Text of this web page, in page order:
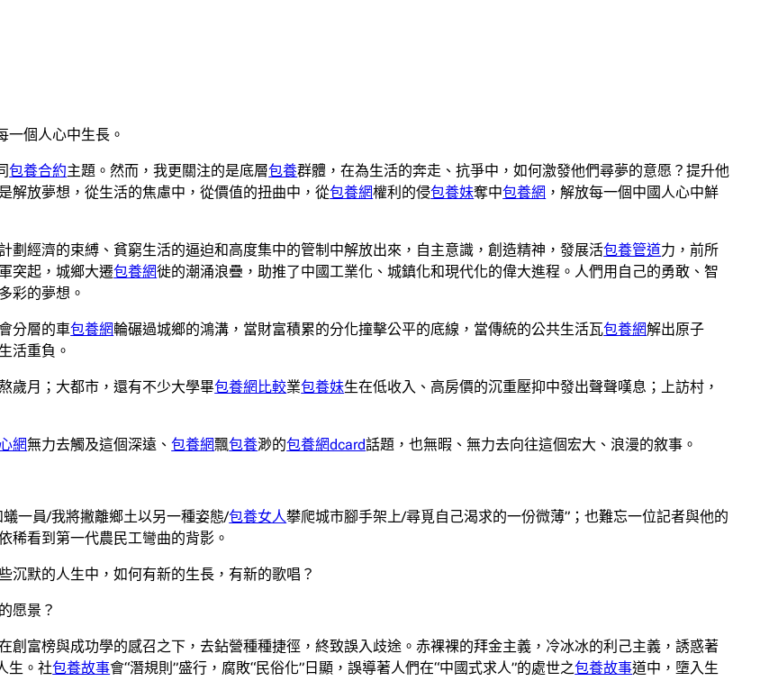
一個人心中生長。
包養合約主題。然而，我更關注的是底層包養群體，在為生活的奔走、抗爭中，如何激發他們尋夢的意愿？提升他
解放夢想，從生活的焦慮中，從價值的扭曲中，從包養網權利的侵包養妹奪中包養網 ，解放每一個中國人心中鮮
計劃經濟的束縛、貧窮生活的逼迫和高度集中的管制中解放出來，自主意識，創造精神，發展活包養管道力，前所
突起，城鄉大遷包養網徙的潮涌浪疊，助推了中國工業化、城鎮化和現代化的偉大進程。人們用自己的勇敢、智
彩的夢想。
分層的車包養網輪碾過城鄉的鴻溝，當財富積累的分化撞擊公平的底線，當傳統的公共生活瓦包養網解出原子
活重負。
歲月；大都市，還有不少大學畢包養網比較業包養妹生在低收入、高房價的沉重壓抑中發出聲聲嘆息；上訪村，
網無力去觸及這個深遠、包養網飄包養渺的包養網dcard話題，也無暇、無力去向往這個宏大、浪漫的敘事。
蟻一員/我將撇離鄉土以另一種姿態/包養女人攀爬城市腳手架上/尋覓自己渴求的一份微薄”；也難忘一位記者與他的
稀看到第一代農民工彎曲的背影。
沉默的人生中，如何有新的生長，有新的歌唱？
愿景？
創富榜與成功學的感召之下，去鉆營種種捷徑，終致誤入歧途。赤裸裸的拜金主義，冷冰冰的利己主義，誘惑著
生。社包養故事會“潛規則”盛行，腐敗“民俗化”日顯，誤導著人們在“中國式求人”的處世之包養故事道中，墮入生